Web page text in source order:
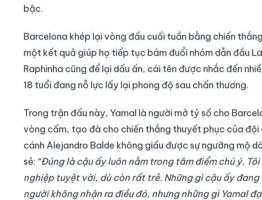
bậc.
Barcelona khép lại vòng đấu cuối tuần bằng chiến
một kết quả giúp họ tiếp tục bám đuổi nhóm dẫn đầu
Raphinha cũng để lại dấu ấn, cái tên được nhắc đến
18 tuổi đang nỗ lực lấy lại phong độ sau chấn thương.
Trong trận đấu này, Yamal là người mở tỷ số cho
vòng cấm, tạo đà cho chiến thắng thuyết phục của đội
cánh Alejandro Balde không giấu được sự ngưỡng mộ
sẻ: “Đúng là cậu ấy luôn nằm trong tâm điểm chú ý.
nghiệp tuyệt vời, dù còn rất trẻ. Những gì cậu ấy
người không nhận ra điều đó, nhưng những gì Yamal